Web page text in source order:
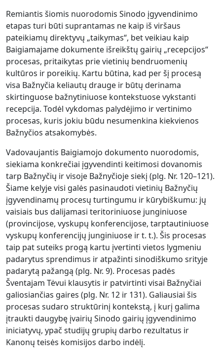
Remiantis šiomis nuorodomis Sinodo įgyvendinimo
etapas turi būti suprantamas ne kaip iš viršaus
pateikiamų direktyvų „taikymas“, bet veikiau kaip
Baigiamajame dokumente išreikštų gairių „recepcijos“
procesas, pritaikytas prie vietinių bendruomenių
kultūros ir poreikių. Kartu būtina, kad per šį procesą
visa Bažnyčia keliautų drauge ir būtų derinama
skirtinguose bažnytiniuose kontekstuose vykstanti
recepcija. Todėl vykdomas palydėjimo ir vertinimo
procesas, kuris jokiu būdu nesumenkina kiekvienos
Bažnyčios atsakomybės.
Vadovaujantis Baigiamojo dokumento nuorodomis,
siekiama konkrečiai įgyvendinti keitimosi dovanomis
tarp Bažnyčių ir visoje Bažnyčioje siekį (plg. Nr. 120–121).
Šiame kelyje visi galės pasinaudoti vietinių Bažnyčių
įgyvendinamų procesų turtingumu ir kūrybiškumu: jų
vaisiais bus dalijamasi teritoriniuose junginiuose
(provincijose, vyskupų konferencijose, tarptautiniuose
vyskupų konferencijų junginiuose ir t. t.). Šis procesas
taip pat suteiks progą kartu įvertinti vietos lygmeniu
padarytus sprendimus ir atpažinti sinodiškumo srityje
padarytą pažangą (plg. Nr. 9). Procesas padės
Šventajam Tėvui klausytis ir patvirtinti visai Bažnyčiai
galiosiančias gaires (plg. Nr. 12 ir 131). Galiausiai šis
procesas sudaro struktūrinį kontekstą, į kurį galima
įtraukti daugybę įvairių Sinodo gairių įgyvendinimo
iniciatyvų, ypač studijų grupių darbo rezultatus ir
Kanonų teisės komisijos darbo indėlį.